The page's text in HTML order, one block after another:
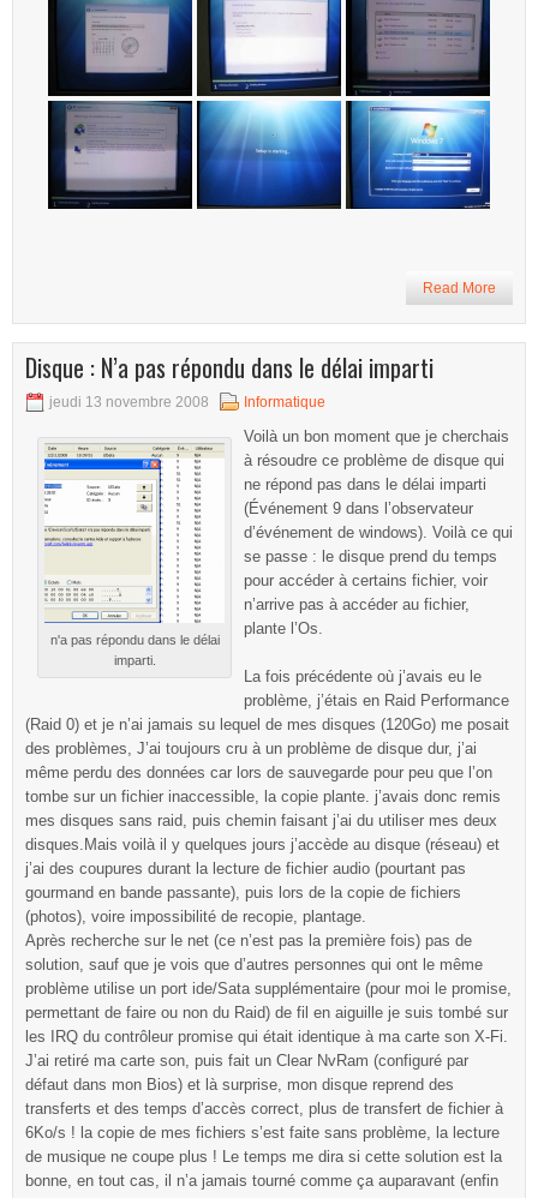
Read More
Disque : N’a pas répondu dans le délai imparti
jeudi 13 novembre 2008 Informatique
n'a pas répondu dans le délai
imparti.
Voilà un bon moment que je cherchais
à résoudre ce problème de disque qui
ne répond pas dans le délai imparti
(Événement 9 dans l’observateur
d’événement de windows). Voilà ce qui
se passe : le disque prend du temps
pour accéder à certains fichier, voir
n’arrive pas à accéder au fichier,
plante l’Os.
La fois précédente où j’avais eu le
problème, j’étais en Raid Performance
(Raid 0) et je n’ai jamais su lequel de mes disques (120Go) me posait
des problèmes, J’ai toujours cru à un problème de disque dur, j’ai
même perdu des données car lors de sauvegarde pour peu que l’on
tombe sur un fichier inaccessible, la copie plante. j’avais donc remis
mes disques sans raid, puis chemin faisant j’ai du utiliser mes deux
disques.Mais voilà il y quelques jours j’accède au disque (réseau) et
j’ai des coupures durant la lecture de fichier audio (pourtant pas
gourmand en bande passante), puis lors de la copie de fichiers
(photos), voire impossibilité de recopie, plantage.
Après recherche sur le net (ce n’est pas la première fois) pas de
solution, sauf que je vois que d’autres personnes qui ont le même
problème utilise un port ide/Sata supplémentaire (pour moi le promise,
permettant de faire ou non du Raid) de fil en aiguille je suis tombé sur
les IRQ du contrôleur promise qui était identique à ma carte son X-Fi.
J’ai retiré ma carte son, puis fait un Clear NvRam (configuré par
défaut dans mon Bios) et là surprise, mon disque reprend des
transferts et des temps d’accès correct, plus de transfert de fichier à
6Ko/s ! la copie de mes fichiers s’est faite sans problème, la lecture
de musique ne coupe plus ! Le temps me dira si cette solution est la
bonne, en tout cas, il n’a jamais tourné comme ça auparavant (enfin